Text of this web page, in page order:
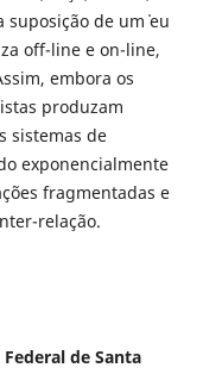
de um ˈeu
off-line e on-line,
embora os
produzam
sistemas de
exponencialmente
fragmentadas e
relação.
de Santa